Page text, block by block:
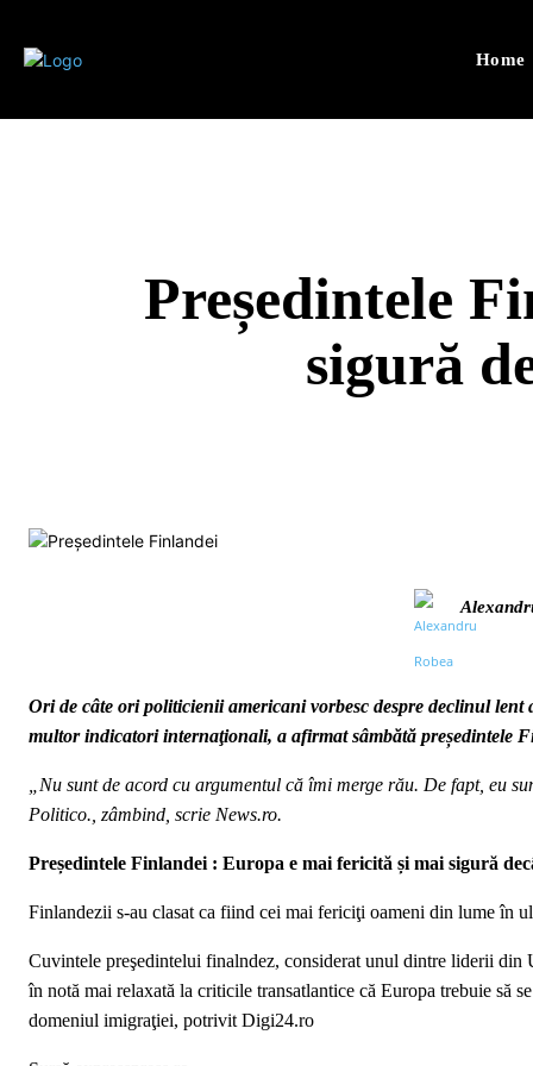
Home
Președintele
sigură
Ori de câte ori politicienii americani vorbesc despre declinul
multor indicatori internaţionali, a afirmat sâmbătă președintele
„Nu sunt de acord cu argumentul că îmi merge rău. De fapt, eu
Politico., zâmbind, scrie News.ro.
Președintele Finlandei : Europa e mai fericită și mai sigură
Finlandezii s-au clasat ca fiind cei mai fericiţi oameni din lume
Cuvintele preşedintelui finalndez, considerat unul dintre liderii din
în notă mai relaxată la criticile transatlantice că Europa trebuie să
domeniul imigraţiei, potrivit Digi24.ro